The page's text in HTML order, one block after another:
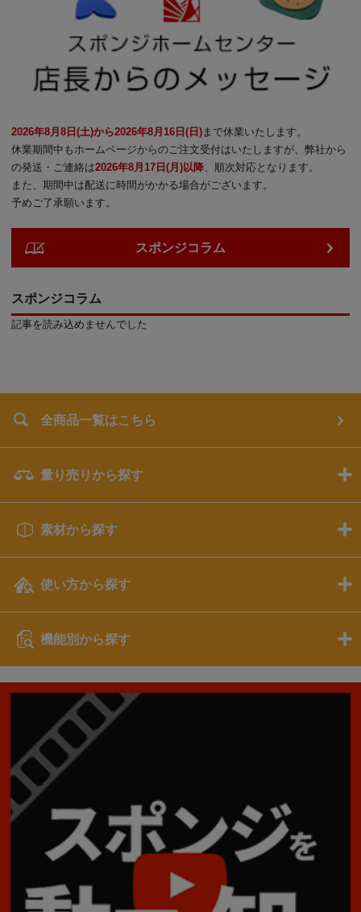
2026年8月8日(土)から2026年8月16日(日) まで休業いたします。
休業期間中もホームページからのご注文受付はいたしますが、弊社から
の発送・ご連絡は2026年8月17日(月)以降 、順次対応となります。
また、期間中は配送に時間がかかる場合がございます。
予めご了承願います。
スポンジコラム
スポンジコラム
記事を読み込めませんでした
全商品一覧はこちら
量り売りから探す
素材から探す
使い方から探す
機能別から探す